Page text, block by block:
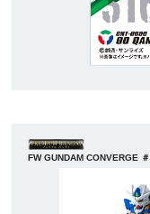
FW GUNDAM CONVERGE